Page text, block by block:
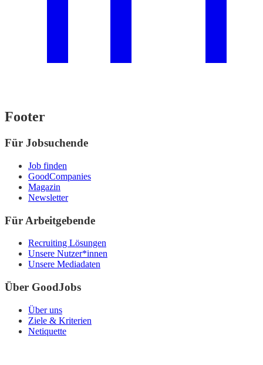
Footer
Für Jobsuchende
Job finden
GoodCompanies
Magazin
Newsletter
Für Arbeitgebende
Recruiting Lösungen
Unsere Nutzer*innen
Unsere Mediadaten
Über GoodJobs
Über uns
Ziele & Kriterien
Netiquette